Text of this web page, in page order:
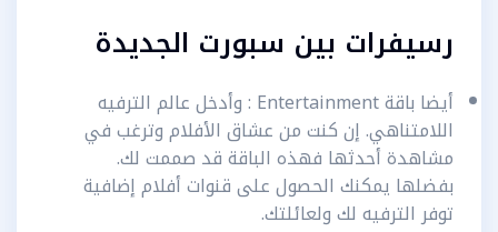
رسيفرات بين سبورت الجديدة
أيضا باقة Entertainment : وأدخل عالم الترفيه
اللامتناهي. إن كنت من عشاق الأفلام وترغب في
مشاهدة أحدثها فهذه الباقة قد صممت لك.
بفضلها يمكنك الحصول على قنوات أفلام إضافية
توفر الترفيه لك ولعائلتك.